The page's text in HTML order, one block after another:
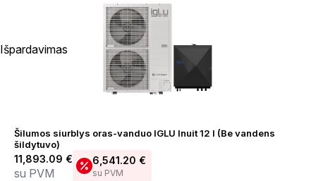
Išpardavimas
Šilumos siurblys oras-vanduo IGLU Inuit 12 I (Be vandens
šildytuvo)
11,893.09 €
su PVM
6,541.20 €
su PVM